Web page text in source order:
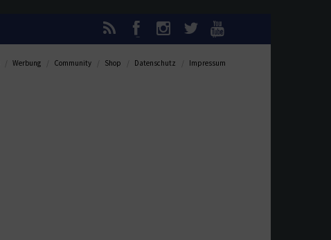
Werbung Community Shop Datenschutz Impressum